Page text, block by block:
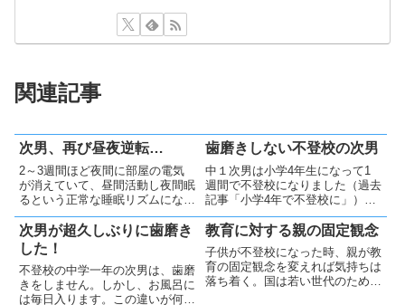
関連記事
次男、再び昼夜逆転…
2～3週間ほど夜間に部屋の電気
が消えていて、昼間活動し夜間眠
るという正常な睡眠リズムになり
「夜に眠るコツをつかんだ」と言
っていた次男（過去記事「次男が
睡眠リズムを安定させようと頑張
っている！」ですが、（予想通
り）再び昼夜逆転になりました。
予...
歯磨きしない不登校の次男
中１次男は小学4年生になって1
週間で不登校になりました（過去
記事「小学4年で不登校に」）。
その後～今まで3年半以上登校を
していません。現在は、昼夜逆転
健康に関する心配もあります。視
力は大丈夫か・・・運動全くし
て...
次男が超久しぶりに歯磨き
した！
不登校の中学一年の次男は、歯磨
きをしません。しかし、お風呂に
は毎日入ります。この違いが何な
教育に対する親の固定観念
子供が不登校になった時、親が教
育の固定観念を変えれば気持ちは
落ち着く。国は若い世代のため